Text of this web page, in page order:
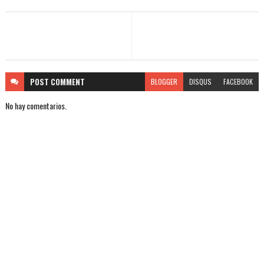
POST COMMENT BLOGGER DISQUS FACEBOOK
No hay comentarios.